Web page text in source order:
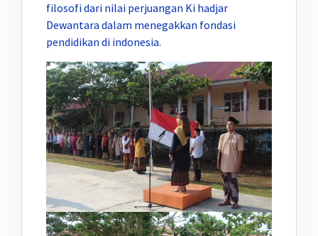
filosofi dari nilai perjuangan Ki hadjar
Dewantara dalam menegakkan fondasi
pendidikan di indonesia.